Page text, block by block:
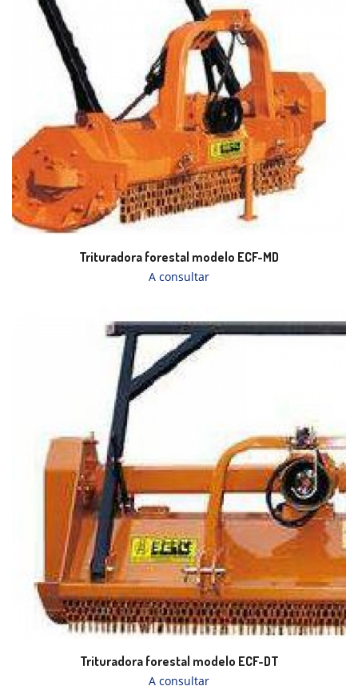
Trituradora forestal modelo ECF-MD
A consultar
Trituradora forestal modelo ECF-DT
A consultar